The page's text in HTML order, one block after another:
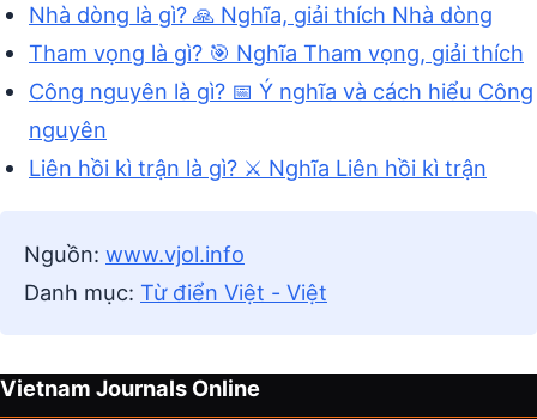
Nhà dòng là gì? 🙏 Nghĩa, giải thích Nhà dòng
Tham vọng là gì? 🎯 Nghĩa Tham vọng, giải thích
Công nguyên là gì? 📅 Ý nghĩa và cách hiểu Công
nguyên
Liên hồi kì trận là gì? ⚔️ Nghĩa Liên hồi kì trận
Nguồn: www.vjol.info
Danh mục: Từ điển Việt - Việt
Vietnam Journals Online